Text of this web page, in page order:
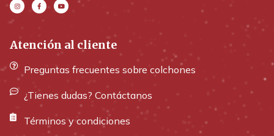
Atención al cliente
Preguntas frecuentes sobre colchones
¿Tienes dudas? Contáctanos
Términos y condiciones